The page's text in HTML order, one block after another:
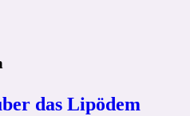
das Lipödem